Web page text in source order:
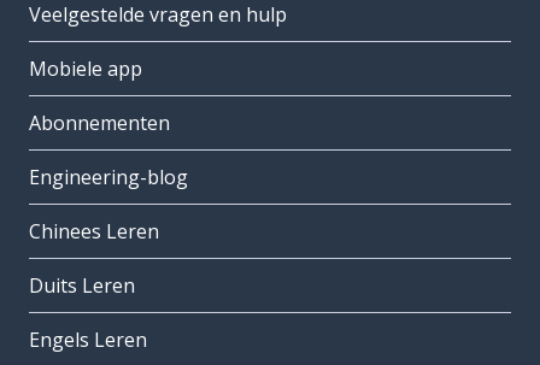
Veelgestelde vragen en hulp
Mobiele app
Abonnementen
Engineering-blog
Chinees Leren
Duits Leren
Engels Leren